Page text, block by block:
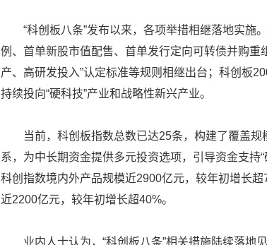
“科创板八条”发布以来，各项举措相继落地实施
例、首单新股市值配售、首单发行定向可转债并购重
产、高研发投入”认定标准等规则相继出台；科创板
持续投向“硬科技”产业和战略性新兴产业。
当前，科创板指数总数已达25条，构建了覆盖
系，为中长期资金提供多元投资选项，引导资金支持
科创指数境内外产品规模近2900亿元，较年初增长
近2200亿元，较年初增长超40%。
业内人士认为，“科创板八条”相关措施陆续落地